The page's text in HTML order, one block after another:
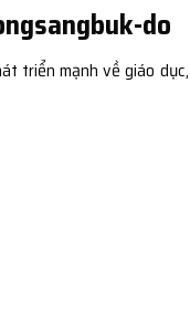
do
triển mạnh về giáo dục,